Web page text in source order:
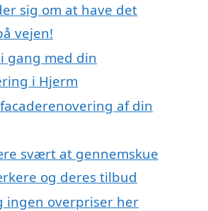
sig om at have det
vejen!
gang med din
i Hjerm
af din
svært at gennemskue
og deres tilbud
ingen overpriser her